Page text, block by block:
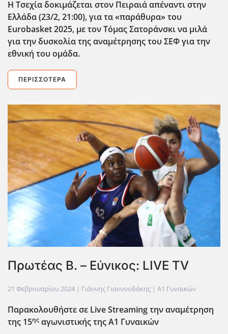
Η Τσεχία δοκιμάζεται στον Πειραιά απέναντι στην
Ελλάδα (23/2, 21:00), για τα «παράθυρα» του
Eurobasket2025, με τον Τόμας Σατοράνσκι να μιλά
για την δυσκολία της αναμέτρησης του ΣΕΦ για την
εθνική του ομάδα.
ΠΕΡΙΣΣΌΤΕΡΑ
Πρωτέας Β. – Εύνικος: LIVE TV
21 Φεβρουαρίου 2024 | Γιάννης Γιαννουδάκης | Α1 Γυναικών
Παρακολουθήστε σε LiveStreamingτην αναμέτρηση
της 15ης αγωνιστικής της Α1 Γυναικών